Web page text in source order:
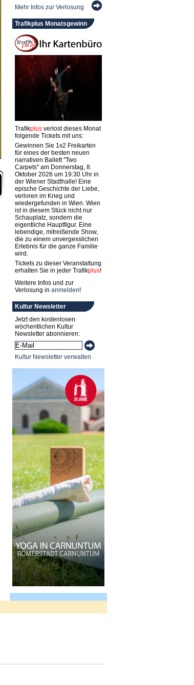
Mehr Infos zur Verlosung
Trafikplus Monatsgewinn
Trafikplusverlost dieses Monat
folgende Tickets mit uns:
Gewinnen Sie 1x2 Freikarten
für eines der besten neuen
narrativen Ballett "Two
Carpets" am Donnerstag, 8.
Oktober 2026 um 19:30 Uhr in
der Wiener Stadthalle! Eine
epische Geschichte der Liebe,
verloren im Krieg und
wiedergefunden in Wien. Wien
ist in diesem Stück nicht nur
Schauplatz, sondern die
eigentliche Hauptfigur. Eine
lebendige, mitreißende Show,
die zu einem unvergesslichen
Erlebnis für die ganze Familie
wird.
Tickets zu dieser Veranstaltung
erhalten Sie in jeder Trafikplus!
Weitere Infos und zur
Verlosung in anmelden!
Kultur Newsletter
Jetzt den kostenlosen
wöchentlichen Kultur
Newsletter abonnieren:
Kultur Newsletter verwalten